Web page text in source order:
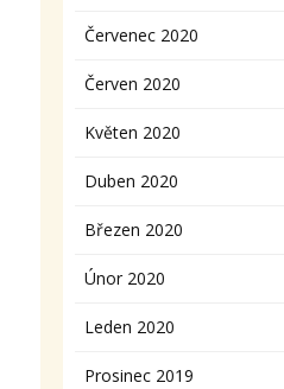
Červenec 2020
Červen 2020
Květen 2020
Duben 2020
Březen 2020
Únor 2020
Leden 2020
Prosinec 2019